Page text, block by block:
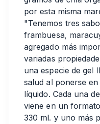
por esta misma
"Tenemos tres
frambuesa,
agregado más
variadas
una especie de gel
salud al ponerse
líquido. Cada una
viene en un
330 ml. y uno más